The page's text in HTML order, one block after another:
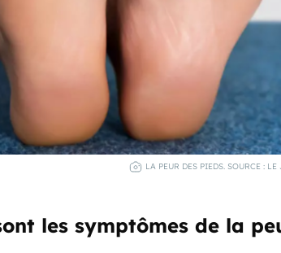
LA PEUR DES PIEDS. SOURCE :
les symptômes de la